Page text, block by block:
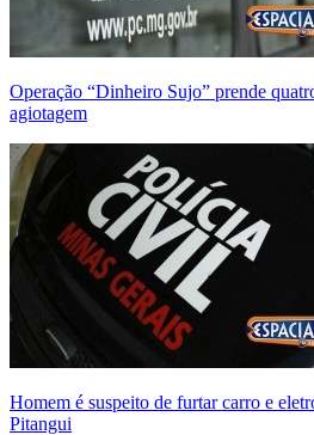
Operação “Dinheiro Sujo” prende
agiotagem
Homem é suspeito de furtar carro e
Pitangui